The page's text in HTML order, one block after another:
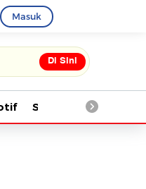
Masuk
Di Sini
Saintek